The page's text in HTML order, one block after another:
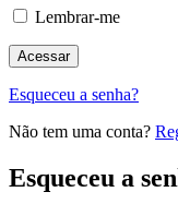
Lembrar-me
Esqueceu a senha?
Não tem uma conta?
Esqueceu a